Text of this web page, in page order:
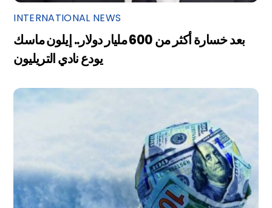
INTERNATIONAL NEWS
بعد خسارة أكثر من 600 مليار دولار.. إيلون ماسك
يودع نادي التريليون